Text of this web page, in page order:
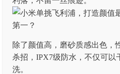
除了颜值高，磨砂质感出色，
杀招，IPX7级防水，不仅可以
洗。